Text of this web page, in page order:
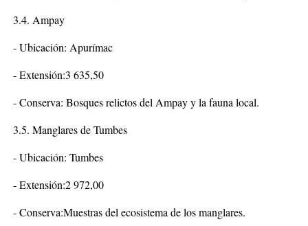
3.4. Ampay
- Ubicación: Apurímac
- Extensión:3 635,50
- Conserva: Bosques relictos del Ampay y la fauna local.
3.5. Manglares de Tumbes
- Ubicación: Tumbes
- Extensión:2 972,00
- Conserva:Muestras del ecosistema de los manglares.